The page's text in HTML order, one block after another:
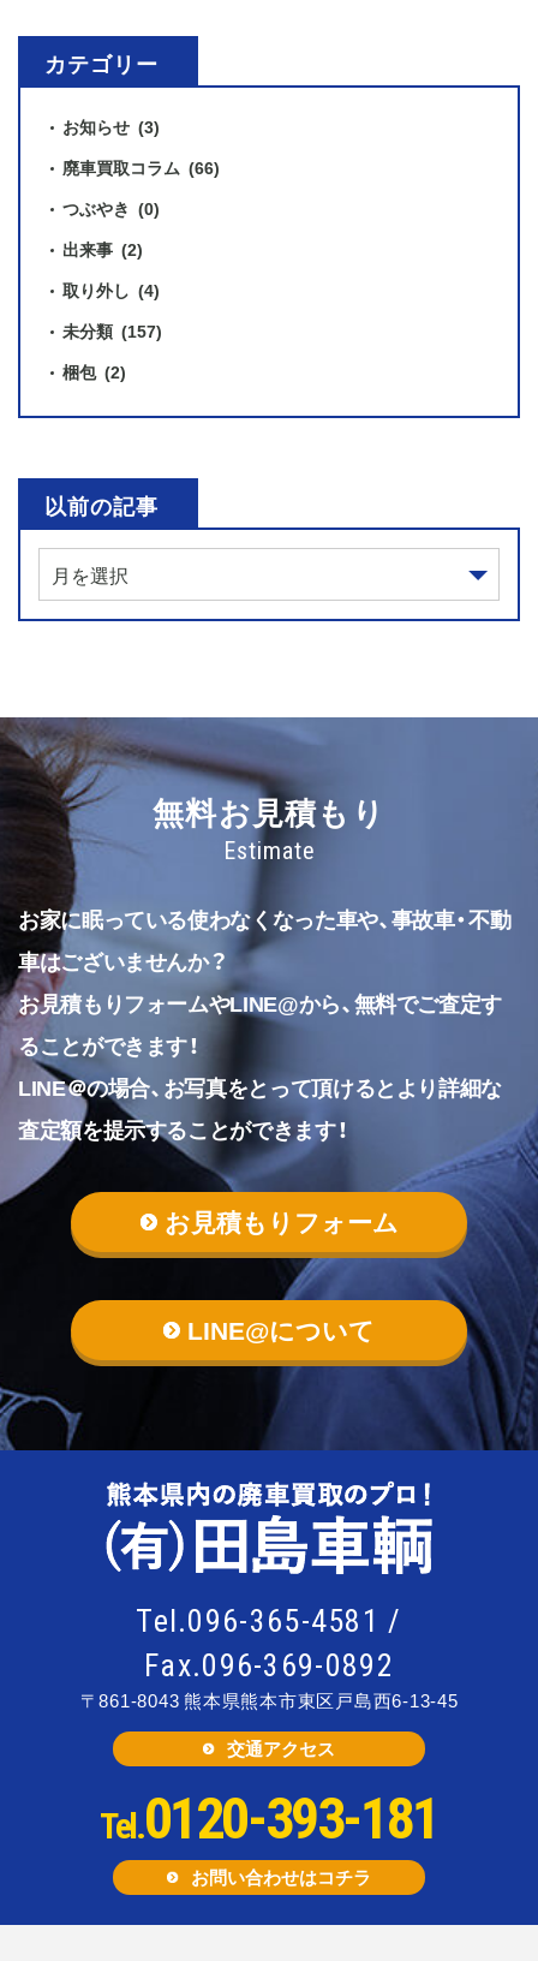
カテゴリー
お知らせ (3)
廃車買取コラム (66)
つぶやき (0)
出来事 (2)
取り外し (4)
未分類 (157)
梱包 (2)
以前の記事
無料お見積もり
Estimate
お家に眠っている使わなくなった車や、事故車・不動
車はございませんか？
お見積もりフォームやLINE@から、無料でご査定す
ることができます！
LINE＠の場合、お写真をとって頂けるとより詳細な
査定額を提示することができます！
お見積もりフォーム
LINE@について
Tel.096-365-4581 /
Fax.096-369-0892
〒861-8043熊本県熊本市東区戸島西6-13-45
交通アクセス
Tel.0120-393-181
お問い合わせはコチラ